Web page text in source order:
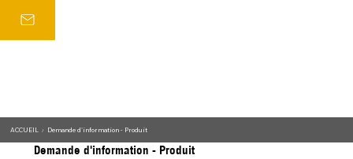
Demande d'information - Produit
ACCUEIL / Demande d'information - Produit